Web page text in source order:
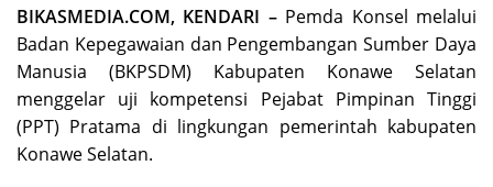
BIKASMEDIA.COM, KENDARI – Pemda Konsel melalui
Badan Kepegawaian dan Pengembangan Sumber Daya
Manusia (BKPSDM) Kabupaten Konawe Selatan
menggelar uji kompetensi Pejabat Pimpinan Tinggi
(PPT) Pratama di lingkungan pemerintah kabupaten
Konawe Selatan.